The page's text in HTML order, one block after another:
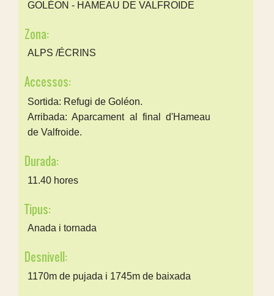
GOLÉON - HAMEAU DE VALFROIDE
Zona:
ALPS /ÉCRINS
Accessos:
Sortida: Refugi de Goléon.
Arribada: Aparcament al final d'Hameau
de Valfroide.
Durada:
11.40 hores
Tipus:
Anada i tornada
Desnivell:
1170m de pujada i 1745m de baixada